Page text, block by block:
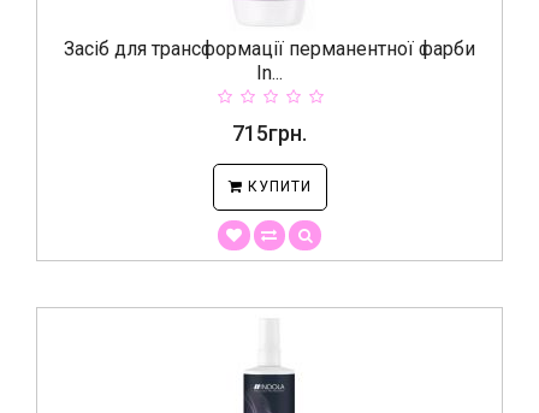
Засіб для трансформації перманентної фарби
In...
715грн.
КУПИТИ